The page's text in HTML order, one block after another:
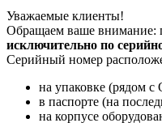
Уважаемые клиенты!
Обращаем ваше внимание:
исключительно по
Серийный номер
на упаковке (рядом с
в паспорте (на
на корпусе